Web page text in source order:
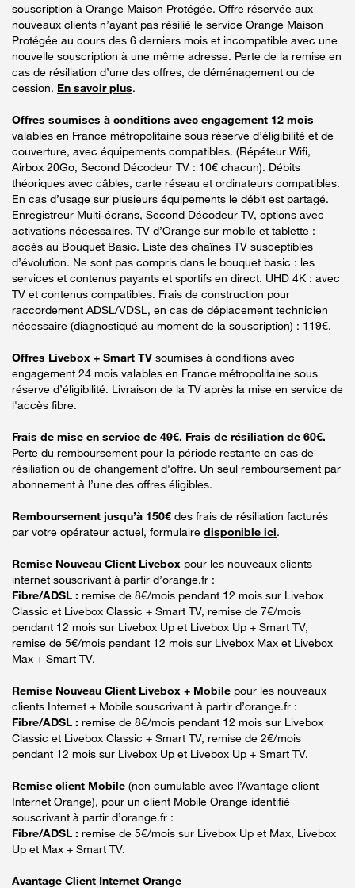
souscription à Orange Maison Protégée. Offre réservée aux
nouveaux clients n’ayant pas résilié le service Orange Maison
Protégée au cours des 6 derniers mois et incompatible avec une
nouvelle souscription à une même adresse. Perte de la remise en
cas de résiliation d’une des offres, de déménagement ou de
cession. En savoir plus.
Offres soumises à conditions avec engagement 12 mois
valables en France métropolitaine sous réserve d’éligibilité et de
couverture, avec équipements compatibles. (Répéteur Wifi,
Airbox 20Go, Second Décodeur TV : 10€ chacun). Débits
théoriques avec câbles, carte réseau et ordinateurs compatibles.
En cas d’usage sur plusieurs équipements le débit est partagé.
Enregistreur Multi-écrans, Second Décodeur TV, options avec
activations nécessaires. TV d’Orange sur mobile et tablette :
accès au Bouquet Basic. Liste des chaînes TV susceptibles
d’évolution. Ne sont pas compris dans le bouquet basic : les
services et contenus payants et sportifs en direct. UHD 4K : avec
TV et contenus compatibles. Frais de construction pour
raccordement ADSL/VDSL, en cas de déplacement technicien
nécessaire (diagnostiqué au moment de la souscription) : 119€.
Offres Livebox + Smart TV soumises à conditions avec
engagement 24 mois valables en France métropolitaine sous
réserve d’éligibilité. Livraison de la TV après la mise en service de
l'accès fibre.
Frais de mise en service de 49€. Frais de résiliation de 60€.
Perte du remboursement pour la période restante en cas de
résiliation ou de changement d'offre. Un seul remboursement par
abonnement à l’une des offres éligibles.
Remboursement jusqu’à 150€ des frais de résiliation facturés
par votre opérateur actuel, formulaire disponible ici.
Remise Nouveau Client Livebox pour les nouveaux clients
internet souscrivant à partir d’orange.fr :
Fibre/ADSL : remise de 8€/mois pendant 12 mois sur Livebox
Classic et Livebox Classic + Smart TV, remise de 7€/mois
pendant 12 mois sur Livebox Up et Livebox Up + Smart TV,
remise de 5€/mois pendant 12 mois sur Livebox Max et Livebox
Max + Smart TV.
Remise Nouveau Client Livebox + Mobile pour les nouveaux
clients Internet + Mobile souscrivant à partir d’orange.fr :
Fibre/ADSL : remise de 8€/mois pendant 12 mois sur Livebox
Classic et Livebox Classic + Smart TV, remise de 2€/mois
pendant 12 mois sur Livebox Up et Livebox Up + Smart TV.
Remise client Mobile (non cumulable avec l’Avantage client
Internet Orange), pour un client Mobile Orange identifié
souscrivant à partir d’orange.fr :
Fibre/ADSL : remise de 5€/mois sur Livebox Up et Max, Livebox
Up et Max + Smart TV.
Avantage Client Internet Orange